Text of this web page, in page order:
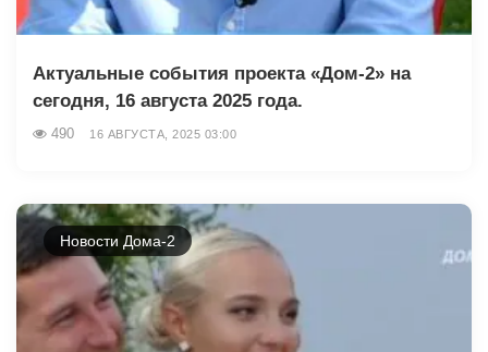
Актуальные события проекта «Дом-2» на
сегодня, 16 августа 2025 года.
490 16 АВГУСТА, 2025 03:00
Новости Дома-2